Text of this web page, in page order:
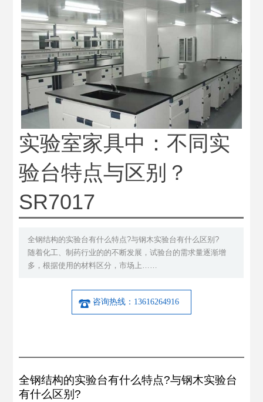
实验室家具中：不同实
验台特点与区别？
SR7017
全钢结构的实验台有什么特点?与钢木实验台有什么区别?
随着化工、制药行业的的不断发展，试验台的需求量逐渐增
多，根据使用的材料区分，市场上……
咨询热线：13616264916
全钢结构的实验台有什么特点?与钢木实验台
有什么区别?